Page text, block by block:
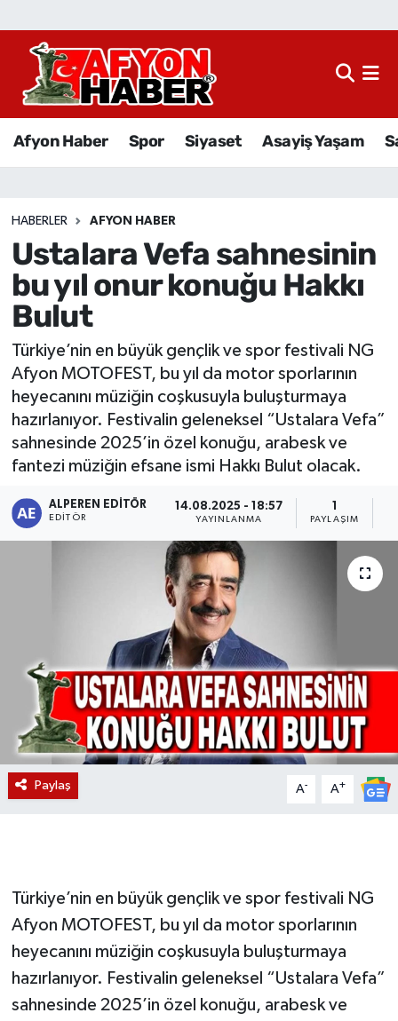
Afyon Haber Spor Siyaset Asayiş Yaşam
HABERLER AFYON HABER
Ustalara Vefa sahnesinin
bu yıl onur konuğu Hakkı
Bulut
Türkiye’nin en büyük gençlik ve spor festivali NG
Afyon MOTOFEST, bu yıl da motor sporlarının
heyecanını müziğin coşkusuyla buluşturmaya
hazırlanıyor. Festivalin geleneksel “Ustalara Vefa”
sahnesinde 2025’in özel konuğu, arabesk ve
fantezi müziğin efsane ismi Hakkı Bulut olacak.
ALPEREN EDITÖR
EDITÖR
14.08.2025 - 18:57
YAYINLANMA PAYLAŞIM
Paylaş A- A+
Türkiye’nin en büyük gençlik ve spor festivali NG
Afyon MOTOFEST, bu yıl da motor sporlarının
heyecanını müziğin coşkusuyla buluşturmaya
hazırlanıyor. Festivalin geleneksel “Ustalara Vefa”
sahnesinde 2025’in özel konuğu, arabesk ve
Afyon Haber
Sağlık
Eğitim
Ekonomi
Magazin
Etkinlikler